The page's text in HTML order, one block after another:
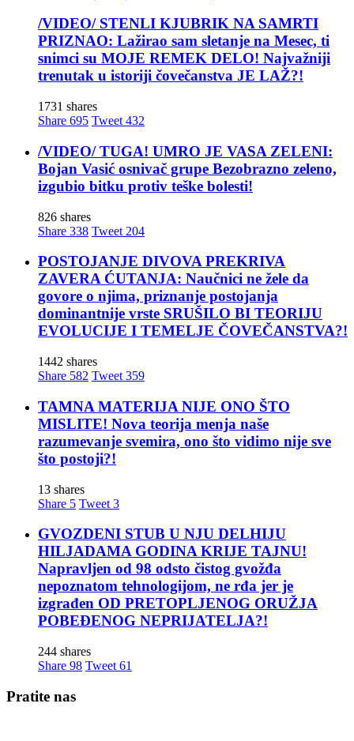
/VIDEO/ STENLI KJUBRIK NA SAMRTI
PRIZNAO: Lažirao sam sletanje na Mesec, ti
snimci su MOJE REMEK DELO! Najvažniji
trenutak u istoriji čovečanstva JE LAŽ?!
1731 shares
Share 695 Tweet 432
/VIDEO/ TUGA! UMRO JE VASA ZELENI:
Bojan Vasić osnivač grupe Bezobrazno zeleno,
izgubio bitku protiv teške bolesti!
826 shares
Share 338 Tweet 204
POSTOJANJE DIVOVA PREKRIVA
ZAVERA ĆUTANJA: Naučnici ne žele da
govore o njima, priznanje postojanja
dominantnije vrste SRUŠILO BI TEORIJU
EVOLUCIJE I TEMELJE ČOVEČANSTVA?!
1442 shares
Share 582 Tweet 359
TAMNA MATERIJA NIJE ONO ŠTO
MISLITE! Nova teorija menja naše
razumevanje svemira, ono što vidimo nije sve
što postoji?!
13 shares
Share 5 Tweet 3
GVOZDENI STUB U NJU DELHIJU
HILJADAMA GODINA KRIJE TAJNU!
Napravljen od 98 odsto čistog gvožđa
nepoznatom tehnologijom, ne rđa jer je
izgrađen OD PRETOPLJENOG ORUŽJA
POBEĐENOG NEPRIJATELJA?!
244 shares
Share 98 Tweet 61
Pratite nas